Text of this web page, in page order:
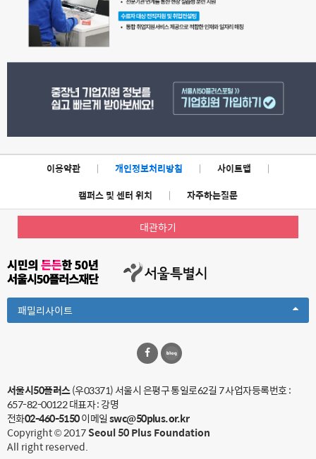
이용약관 | 개인정보처리방침 | 사이트맵
|
캠퍼스 및 센터 위치
| 자주하는질문
대관하기
패밀리사이트Toggle
Dropdown
서울시50플러스(우03371) 서울시 은평구 통일로62길 7사업자등록번호 :
657-82-00122대표자 : 강명
전화02-460-5150이메일swc@50plus.or.kr
Copyright © 2017Seoul 50 Plus Foundation
All right reserved.